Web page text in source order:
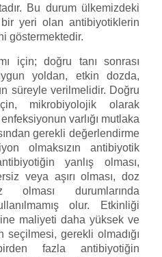
Bu durum ülkemizdeki
yeri olan antibiyotiklerin
göstermektedir.
için; doğru tanı sonrası
yoldan, etkin dozda,
süreyle verilmelidir. Doğru
mikrobiyolojik olarak
varlığı mutlaka
gerekli değerlendirme
olmaksızın antibiyotik
yanlış olması,
veya aşırı olması, doz
olması durumlarında
olur. Etkinliği
maliyeti daha yüksek ve
gerekli olmadığı
fazla antibiyotiğin